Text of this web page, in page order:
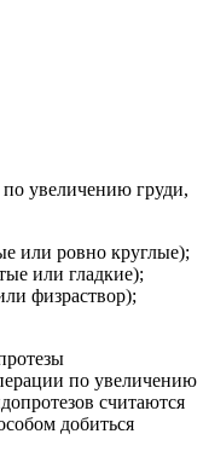
увеличению груди,
или ровно круглые);
или гладкие);
физраствор);
по увеличению
считаются
добиться